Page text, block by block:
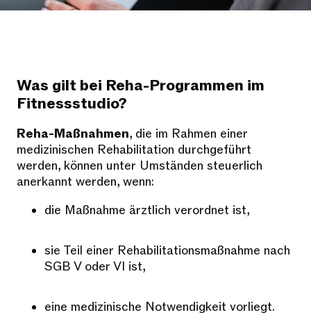
Was gilt bei Reha-Programmen im
Fitnessstudio?
Reha-Maßnahmen, die im Rahmen einer
medizinischen Rehabilitation durchgeführt
werden, können unter Umständen steuerlich
anerkannt werden, wenn:
die Maßnahme ärztlich verordnet ist,
sie Teil einer Rehabilitationsmaßnahme nach
SGB V oder VI ist,
eine medizinische Notwendigkeit vorliegt.